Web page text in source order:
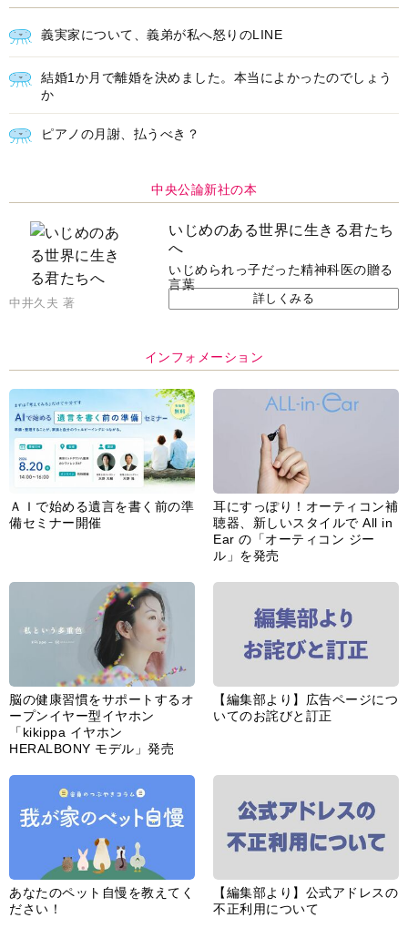
義実家について、義弟が私へ怒りのLINE
結婚1か月で離婚を決めました。本当によかったのでしょう
か
ピアノの月謝、払うべき？
中央公論新社の本
いじめのある世界に生きる君たち
へ
いじめられっ子だった精神科医の贈る
言葉
中井久夫 著 詳しくみる
インフォメーション
ＡＩで始める遺言を書く前の準
備セミナー開催
耳にすっぽり！オーティコン補
聴器、新しいスタイルで All in
Ear の「オーティコン ジー
ル」を発売
脳の健康習慣をサポートするオ
ープンイヤー型イヤホン
「kikippa イヤホン
HERALBONY モデル」発売
【編集部より】広告ページにつ
いてのお詫びと訂正
あなたのペット自慢を教えてく
ださい！
【編集部より】公式アドレスの
不正利用について